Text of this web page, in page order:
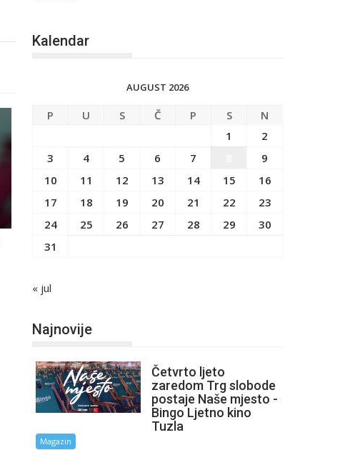
Kalendar
AUGUST 2026
P U S Č P S
N
1
2
3
4 5 6 7
9
10
11 12 13 14 15
16
17
18 19 20 21 22
23
24
25 26 27 28 29
30
31
« jul
Najnovije
Četvrto ljeto
zaredom Trg slobode
postaje Naše mjesto -
Bingo Ljetno kino
Tuzla
Magazin